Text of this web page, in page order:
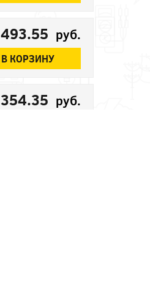
493.55 руб.
В КОРЗИНУ
354.35 руб.